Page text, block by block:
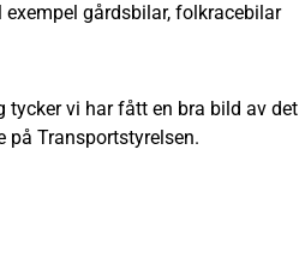
gårdsbilar, folkracebilar
tycker vi har fått en bra bild av det
på Transportstyrelsen.